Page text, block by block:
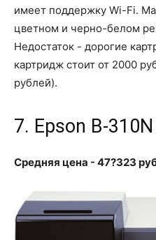
имеет поддержку Wi-Fi.
цветном и черно-белом
Недостаток - дорогие
картридж стоит от 2000
рублей).
7. Epson B-310N
Средняя цена - 47?323